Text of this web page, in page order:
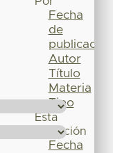
Fecha
de
publicación
Autor
Título
Materia
Tipo
Esta
colección
Fecha